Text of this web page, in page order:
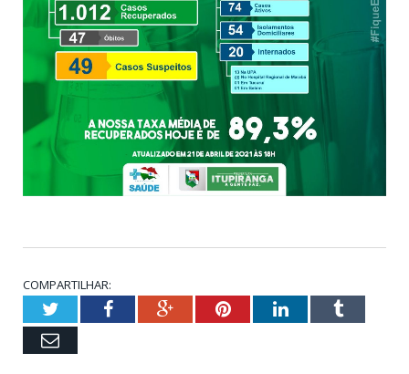
COMPARTILHAR:
TwitterFacebookGoogle+PinterestLinkedInTumblr
Email